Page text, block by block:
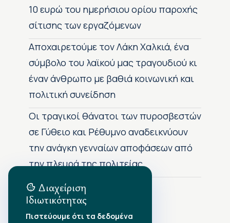
10 ευρώ του ημερήσιου ορίου παροχής
σίτισης των εργαζόμενων
Αποχαιρετούμε τον Λάκη Χαλκιά, ένα
σύμβολο του λαϊκού μας τραγουδιού κι
έναν άνθρωπο με βαθιά κοινωνική και
πολιτική συνείδηση
Οι τραγικοί θάνατοι των πυροσβεστών
σε Γύθειο και Ρέθυμνο αναδεικνύουν
την ανάγκη γενναίων αποφάσεων από
την πλευρά της πολιτείας
Αρχείο Δημοσιεύσεων
Διαχείριση
Ιδιωτικότητας
Πιστεύουμε ότι τα δεδομένα